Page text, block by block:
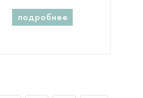
подробнее